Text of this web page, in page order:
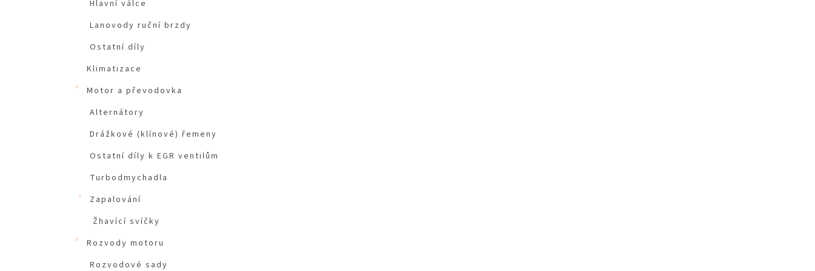
Hlavní válce
Lanovody ruční brzdy
Ostatní díly
Klimatizace
Motor a převodovka
Alternátory
Drážkové (klínové) řemeny
Ostatní díly k EGR ventilům
Turbodmychadla
Zapalování
Žhavící svíčky
Rozvody motoru
Rozvodové sady